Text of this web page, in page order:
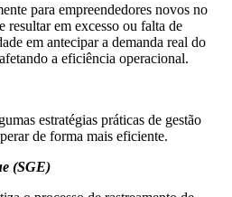
para empreendedores novos no
em excesso ou falta de
em antecipar a demanda real do
a eficiência operacional.
estratégias práticas de gestão
de forma mais eficiente.
(SGE)